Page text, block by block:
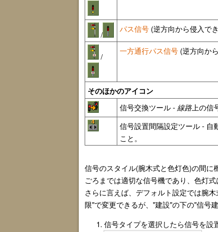
/
パス信号 (逆方向から侵入で
/
一方通行パス信号 (逆方向か
そのほかのアイコン
信号交換ツール - 線路上の信
信号設置間隔設定ツール - 自
こと。
信号のスタイル(腕木式と色灯色)の間
ごろまでは適切な信号機であり、色灯
さらに言えば、デフォルト設定では腕
限"で変更できるが、"建設"の下の"信号
信号タイプを選択したら信号を設